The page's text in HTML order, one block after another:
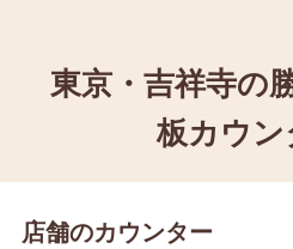
東京・吉祥寺の
板カウン
店舗のカウンター